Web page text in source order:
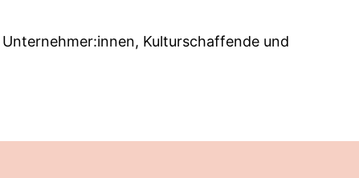
Kulturschaffende und